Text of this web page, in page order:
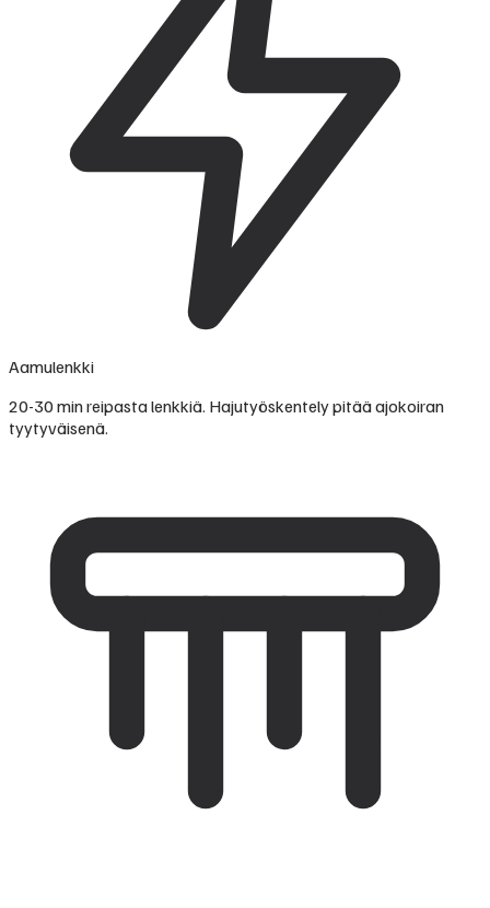
Aamulenkki
20-30 min reipasta lenkkiä. Hajutyöskentely pitää ajokoiran
tyytyväisenä.